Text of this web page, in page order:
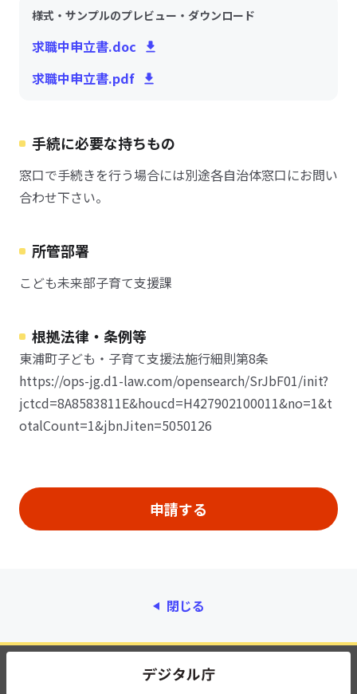
様式・サンプルのプレビュー・ダウンロード
求職中申立書.doc
求職中申立書.pdf
手続に必要な持ちもの
窓口で手続きを行う場合には別途各自治体窓口にお問い
合わせ下さい。
所管部署
こども未来部子育て支援課
根拠法律・条例等
東浦町子ども・子育て支援法施行細則第8条
https://ops-jg.d1-law.com/opensearch/SrJbF01/init?
jctcd=8A8583811E&houcd=H427902100011&no=1&t
otalCount=1&jbnJiten=5050126
閉じる